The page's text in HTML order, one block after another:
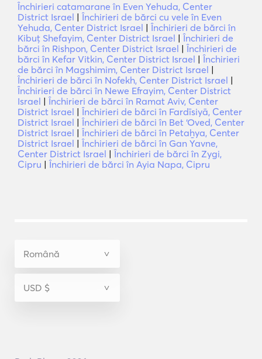
Închirieri catamarane în Even Yehuda, Center
District Israel | Închirieri de bărci cu vele în Even
Yehuda, Center District Israel | Închirieri de bărci în
Kibuţ Shefayim, Center District Israel | Închirieri de
bărci în Rishpon, Center District Israel | Închirieri de
bărci în Kefar Vitkin, Center District Israel | Închirieri
de bărci în Magshimim, Center District Israel |
Închirieri de bărci în Nofekh, Center District Israel |
Închirieri de bărci în Newe Efrayim, Center District
Israel | Închirieri de bărci în Ramat Aviv, Center
District Israel | Închirieri de bărci în Fardīsiyā, Center
District Israel | Închirieri de bărci în Bet ‘Oved, Center
District Israel | Închirieri de bărci în Petaẖya, Center
District Israel | Închirieri de bărci în Gan Yavne,
Center District Israel | Închirieri de bărci în Zygi,
Cipru | Închirieri de bărci în Ayia Napa, Cipru